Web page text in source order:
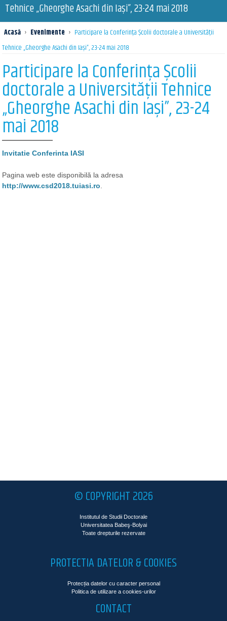
Tehnice „Gheorghe Asachi din Iași”, 23-24 mai 2018
Acasă › Evenimente › Participare la Conferința Școlii doctorale a Universității
Tehnice „Gheorghe Asachi din Iași”, 23-24 mai 2018
Participare la Conferința Școlii
doctorale a Universității Tehnice
„Gheorghe Asachi din Iași”, 23-24
mai 2018
Invitatie Conferinta IASI
Pagina web este disponibilă la adresa
http://www.csd2018.tuiasi.ro
© COPYRIGHT 2026
Institutul de Studii Doctorale
Universitatea Babeş-Bolyai
Toate drepturile rezervate
PROTECTIA DATELOR & COOKIES
Protecția datelor cu caracter personal
Politica de utilizare a cookies-urilor
CONTACT